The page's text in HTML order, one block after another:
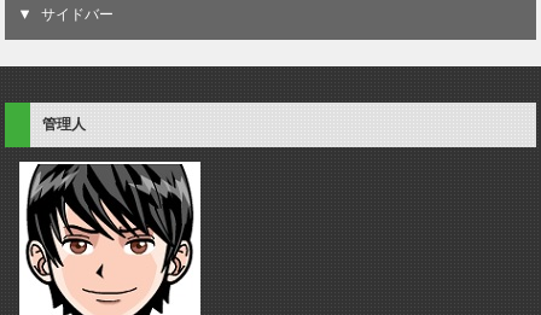
サイドバー
管理人